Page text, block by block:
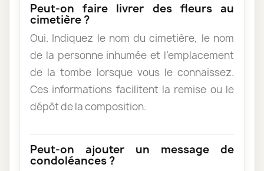
Peut-on faire livrer des fleurs au
cimetière ?
Oui. Indiquez le nom du cimetière, le nom
de la personne inhumée et l’emplacement
de la tombe lorsque vous le connaissez.
Ces informations facilitent la remise ou le
dépôt de la composition.
Peut-on ajouter un message de
condoléances ?